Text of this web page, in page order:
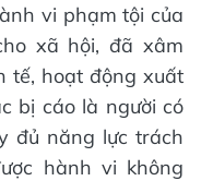
vi phạm tội của
xã hội, đã xâm
tế, hoạt động xuất
bị cáo là người có
đủ năng lực trách
hành vi không